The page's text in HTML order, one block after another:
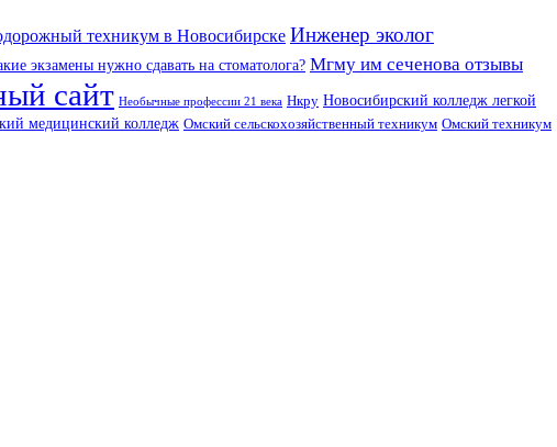
техникум в Новосибирске Инженер эколог
экзамены нужно сдавать на стоматолога? Мгму им сеченова отзывы
сайт Необычные профессии 21 века Нкру Новосибирский колледж легкой
медицинский колледж Омский сельскохозяйственный техникум Омский техникум